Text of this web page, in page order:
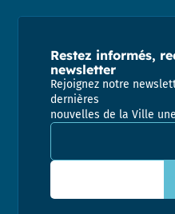
Restez informés,
newsletter
Rejoignez notre
dernières
nouvelles de la Ville
Adresse email pour